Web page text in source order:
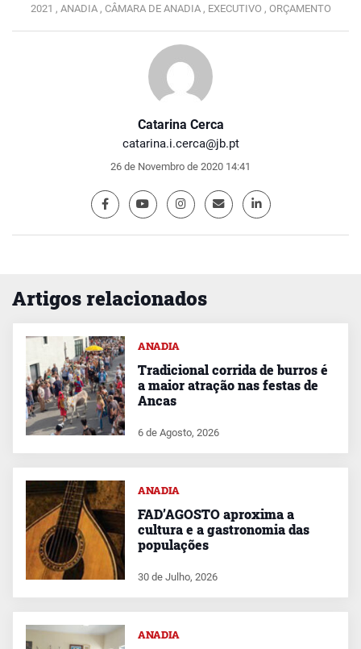
Catarina Cerca
catarina.i.cerca@jb.pt
26 de Novembro de 2020 14:41
2021 , ANADIA , CÂMARA DE ANADIA , EXECUTIVO , ORÇAMENTO
Artigos relacionados
ANADIA
Tradicional corrida de burros é
a maior atração nas festas de
Ancas
6 de Agosto, 2026
ANADIA
FAD’AGOSTO aproxima a
cultura e a gastronomia das
populações
30 de Julho, 2026
ANADIA